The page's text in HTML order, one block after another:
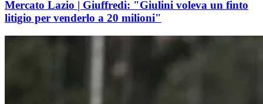
Mercato Lazio | Giuffredi: "Giulini voleva un finto
litigio per venderlo a 20 milioni"